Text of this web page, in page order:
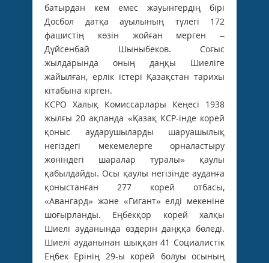
батырдан кем емес жауынгердің бірі
Досбол датқа ауылының түлегі 172
фашистің көзін жойған мерген –
Дүйсенбай Шыныбеков. Соғыс
жылдарында оның даңқы Шиеліге
жайылған, ерлік істері Қазақстан тарихы
кітабына кірген.
КСРО Халық Комиссарлары Кеңесі 1938
жылғы 20 ақпанда «Қазақ КСР-інде корей
қоныс аударушыларды шаруашылық
негіздегі мекемелерге орналастыру
жөніндегі шаралар туралы» қаулы
қабылдайды. Осы қаулы негізінде ауданға
қоныстанған 277 корей отбасы,
«Авангард» және «Гигант» елді мекеніне
шоғырланды. Еңбекқор корей халқы
Шиелі ауданында өздерін даңққа бөледі.
Шиелі ауданынан шыққан 41 Социалистік
Еңбек Ерінің 29-ы корей болуы осының